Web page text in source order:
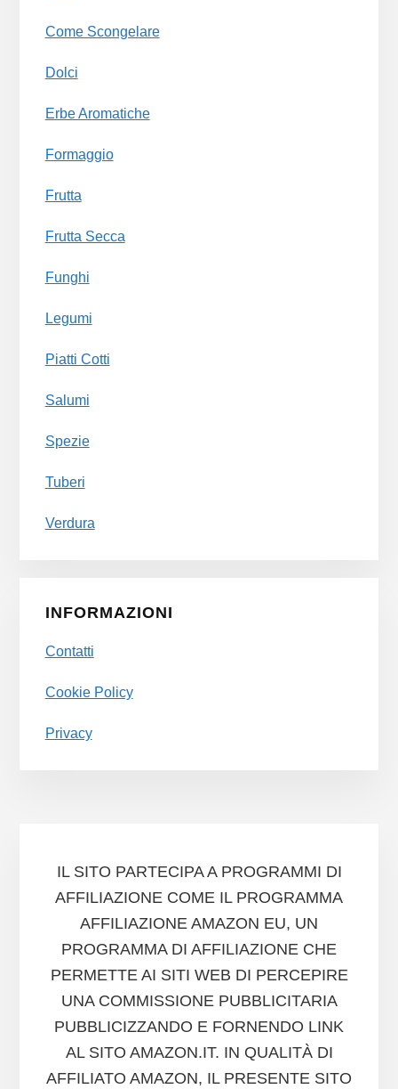
Come Scongelare
Dolci
Erbe Aromatiche
Formaggio
Frutta
Frutta Secca
Funghi
Legumi
Piatti Cotti
Salumi
Spezie
Tuberi
Verdura
INFORMAZIONI
Contatti
Cookie Policy
Privacy
IL SITO PARTECIPA A PROGRAMMI DI
AFFILIAZIONE COME IL PROGRAMMA
AFFILIAZIONE AMAZON EU, UN
PROGRAMMA DI AFFILIAZIONE CHE
PERMETTE AI SITI WEB DI PERCEPIRE
UNA COMMISSIONE PUBBLICITARIA
PUBBLICIZZANDO E FORNENDO LINK
AL SITO AMAZON.IT. IN QUALITÀ DI
AFFILIATO AMAZON, IL PRESENTE SITO